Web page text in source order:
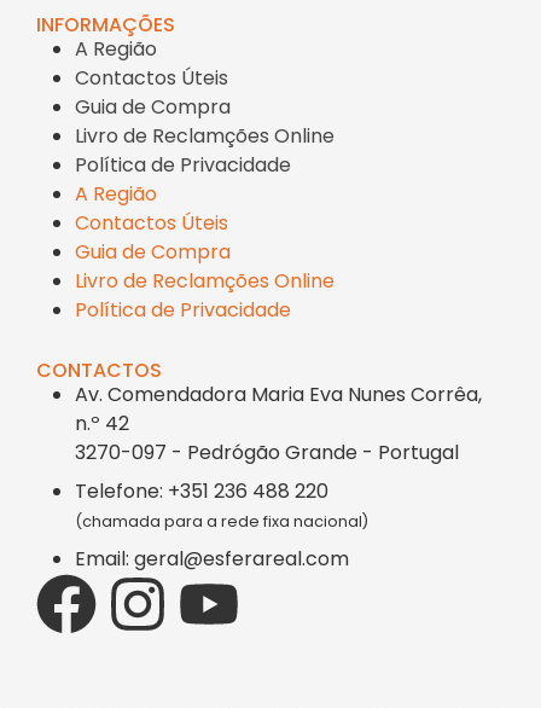
INFORMAÇÕES
A Região
Contactos Úteis
Guia de Compra
Livro de Reclamções Online
Política de Privacidade
A Região
Contactos Úteis
Guia de Compra
Livro de Reclamções Online
Política de Privacidade
CONTACTOS
Av. Comendadora Maria Eva Nunes Corrêa,
n.º 42
3270-097 - Pedrógão Grande - Portugal
Telefone: +351 236 488 220
(chamada para a rede fixa nacional)
Email: geral@esferareal.com